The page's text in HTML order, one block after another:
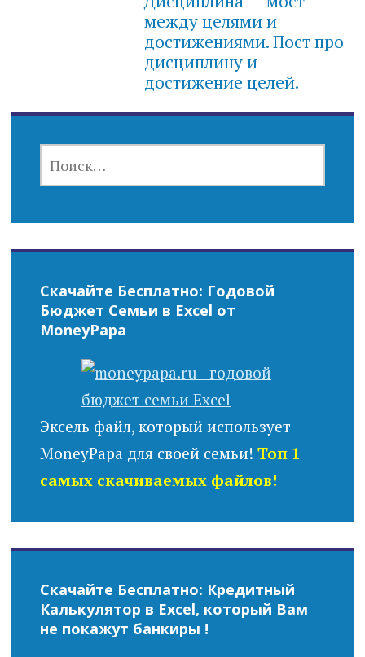
между целями и
достижениями. Пост про
дисциплину и
достижение целей.
Скачайте Бесплатно: Годовой
Бюджет Семьи в Excel от
MoneyPapa
Эксель файл, который использует
MoneyPapa для своей семьи! Топ 1
самых скачиваемых файлов!
Скачайте Бесплатно: Кредитный
Калькулятор в Excel, который Вам
не покажут банкиры !